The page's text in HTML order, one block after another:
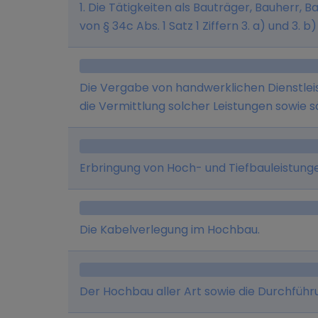
und Baunebengewerbe sowie
Unternehmens der Betrieb einer
von Bauarbeiten aller Art und aller damit
Maßnahmen, auch als
Bauträger unter Einschaltung von einem
eigenen Arbeitskräften. Die Gesellschaft
sowohl zu Wohn- als auch zu
1. Die Tätigkeiten als Bauträger, Bauherr,
von § 34c Abs. 1 Satz 1 Ziffern 3. a) und 3.
Sanierung von Wohngebäuden auf
Generalunternehmer sowie die
Erwerb und die Veräußerung solcher
Hamburg. 2. Zu diesem Zweck darf die
erwerben und veräußern.
Die Vergabe von handwerklichen
die Vermittlung solcher Leistungen sowie
Erbringung von Hoch- und
Die Kabelverlegung im Hochbau.
Der Hochbau aller Art sowie die